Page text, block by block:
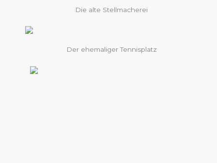
Die alte Stellmacherei
Der ehemaliger Tennisplatz